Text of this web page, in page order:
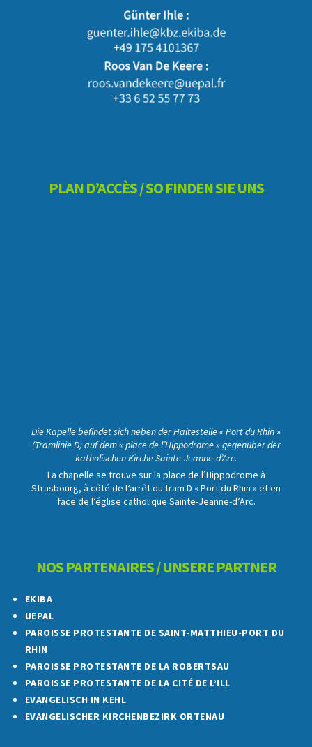
PLAN D’ACCÈS / SO FINDEN SIE UNS
Die Kapelle befindet sich neben der Haltestelle « Port du Rhin »
(Tramlinie D) auf dem « place de l’Hippodrome » gegenüber der
katholischen Kirche Sainte-Jeanne-d’Arc.
La chapelle se trouve sur la place de l’Hippodrome à
Strasbourg, à côté de l’arrêt du tram D « Port du Rhin » et en
face de l’église catholique Sainte-Jeanne-d’Arc.
NOS PARTENAIRES / UNSERE PARTNER
EKIBA
UEPAL
PAROISSE PROTESTANTE DE SAINT-MATTHIEU-PORT DU
RHIN
PAROISSE PROTESTANTE DE LA ROBERTSAU
PAROISSE PROTESTANTE DE LA CITÉ DE L’ILL
EVANGELISCH IN KEHL
EVANGELISCHER KIRCHENBEZIRK ORTENAU